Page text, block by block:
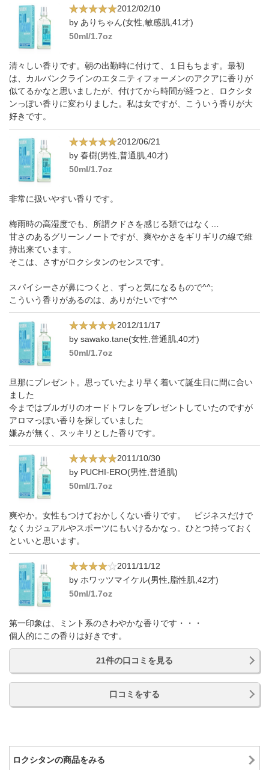
2012/02/10
by ありちゃん(女性,敏感肌,41才)
50ml/1.7oz
清々しい香りです。朝の出勤時に付けて、１日もちます。最初
は、カルバンクラインのエタニティフォーメンのアクアに香りが
似てるかなと思いましたが、付けてから時間が経つと、ロクシタ
ンっぽい香りに変わりました。私は女ですが、こういう香りが大
好きです。
2012/06/21
by 春樹(男性,普通肌,40才)
50ml/1.7oz
非常に扱いやすい香りです。
梅雨時の高湿度でも、所謂クドさを感じる類ではなく…
甘さのあるグリーンノートですが、爽やかさをギリギリの線で維
持出来ています。
そこは、さすがロクシタンのセンスです。
スパイシーさが鼻につくと、ずっと気になるもので^^;
こういう香りがあるのは、ありがたいです^^
2012/11/17
by sawako.tane(女性,普通肌,40才)
50ml/1.7oz
旦那にプレゼント。思っていたより早く着いて誕生日に間に合い
ました
今まではブルガリのオードトワレをプレゼントしていたのですが
アロマっぽい香りを探していました
嫌みが無く、スッキリとした香りです。
2011/10/30
by PUCHI-ERO(男性,普通肌)
50ml/1.7oz
爽やか。女性もつけておかしくない香りです。 ビジネスだけで
なくカジュアルやスポーツにもいけるかなっ。ひとつ持っておく
といいと思います。
2011/11/12
by ホワッツマイケル(男性,脂性肌,42才)
50ml/1.7oz
第一印象は、ミント系のさわやかな香りです・・・
個人的にこの香りは好きです。
21件の口コミを見る
口コミをする
ロクシタンの商品をみる